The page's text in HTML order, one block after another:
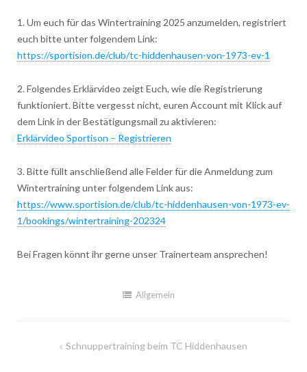
1. Um euch für das Wintertraining 2025 anzumelden, registriert
euch bitte unter folgendem Link:
https://sportision.de/club/tc-hiddenhausen-von-1973-ev-1
2. Folgendes Erklärvideo zeigt Euch, wie die Registrierung
funktioniert. Bitte vergesst nicht, euren Account mit Klick auf
dem Link in der Bestätigungsmail zu aktivieren:
Erklärvideo Sportison – Registrieren
3. Bitte füllt anschließend alle Felder für die Anmeldung zum
Wintertraining unter folgendem Link aus:
https://www.sportision.de/club/tc-hiddenhausen-von-1973-ev-
1/bookings/wintertraining-202324
Bei Fragen könnt ihr gerne unser Trainerteam ansprechen!
Allgemein
Beitragsnavigation
Schnuppertraining beim TC Hiddenhausen